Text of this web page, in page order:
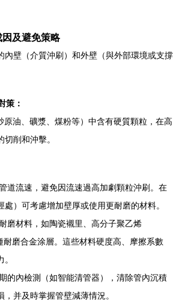
及避免策略
內壁（介質沖刷）和外壁（與外部環境或支撐
策：
原油、礦漿、煤粉等）中含有硬質顆粒，在高
削和沖擊。
道流速，避免因流速過高加劇顆粒沖刷。在
）可考慮增加壁厚或使用更耐磨的材料。
磨材料，如陶瓷襯里、高分子聚乙烯
耐磨合金涂層。這些材料硬度高、摩擦系數
的內檢測（如智能清管器），清除管內沉積
并及時掌握管壁減薄情況。